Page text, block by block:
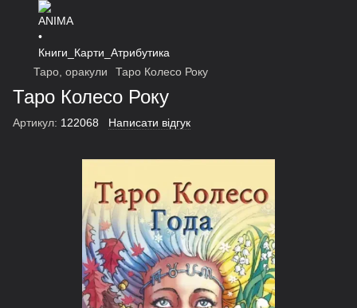
Таро, оракули Таро Колесо Року
Таро Колесо Року
Артикул: 122068 Написати відгук